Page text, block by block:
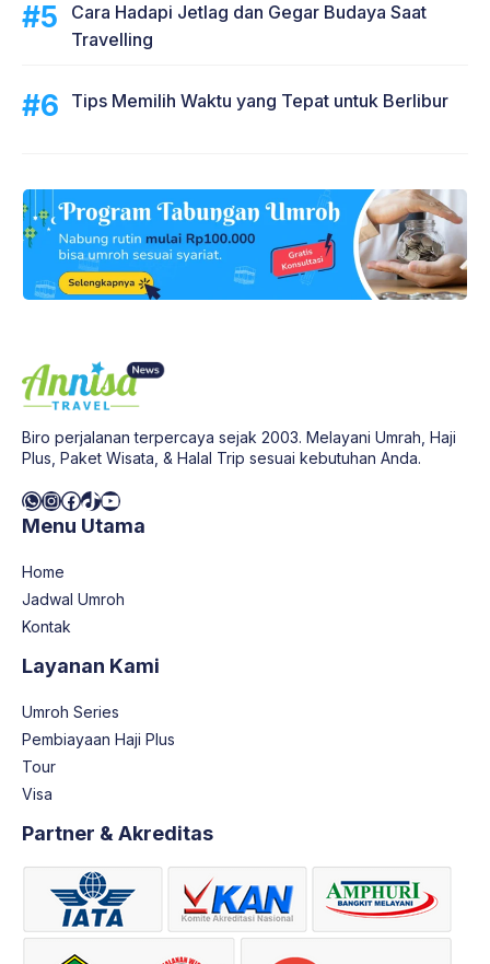
Cara Hadapi Jetlag dan Gegar Budaya Saat
Travelling
Tips Memilih Waktu yang Tepat untuk Berlibur
Biro perjalanan terpercaya sejak 2003. Melayani Umrah, Haji
Plus, Paket Wisata, & Halal Trip sesuai kebutuhan Anda.
WhatsApp
Instagram
Facebook
TikTok
YouTube
Menu Utama
Home
Jadwal Umroh
Kontak
Layanan Kami
Umroh Series
Pembiayaan Haji Plus
Tour
Visa
Partner & Akreditas